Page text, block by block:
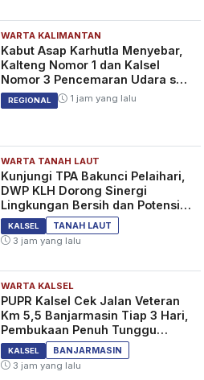
WARTA KALIMANTAN
Kabut Asap Karhutla Menyebar,
Kalteng Nomor 1 dan Kalsel
Nomor 3 Pencemaran Udara se-
Indonesia
REGIONAL 1 jam yang lalu
WARTA TANAH LAUT
Kunjungi TPA Bakunci Pelaihari,
DWP KLH Dorong Sinergi
Lingkungan Bersih dan Potensi
Wisata Tanah Laut
KALSEL
TANAH LAUT
3 jam yang lalu
WARTA KALSEL
PUPR Kalsel Cek Jalan Veteran
Km 5,5 Banjarmasin Tiap 3 Hari,
Pembukaan Penuh Tunggu
Pantauan
KALSEL
BANJARMASIN
3 jam yang lalu